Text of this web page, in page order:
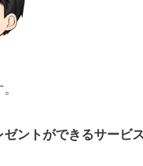
ントができるサービ